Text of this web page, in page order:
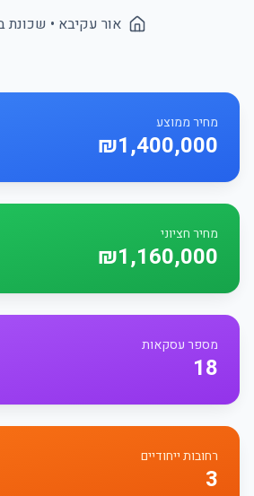
אור עקיבא • שכונת
מחיר ממוצע
₪1,400,000
מחיר חציוני
₪1,160,000
מספר עסקאות
18
רחובות ייחודיים
3